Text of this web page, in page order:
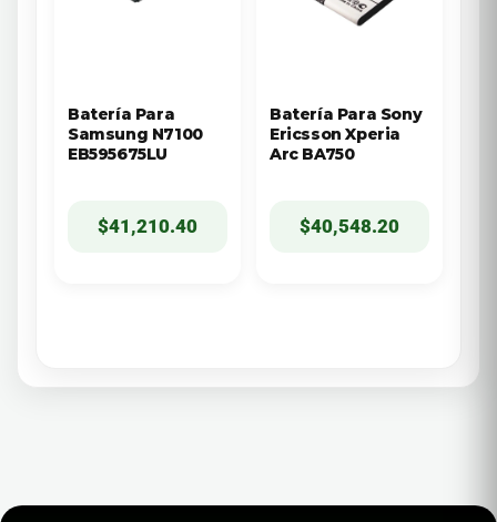
Batería Para
Samsung N7100
EB595675LU
$41,210.40
Batería Para Sony
Ericsson Xperia
Arc BA750
$40,548.20